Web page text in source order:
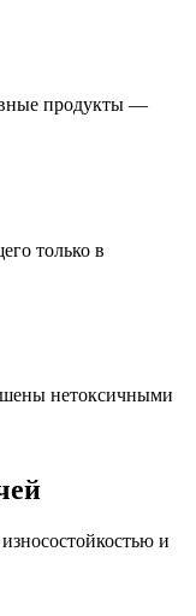
продукты —
только в
нетоксичными
и